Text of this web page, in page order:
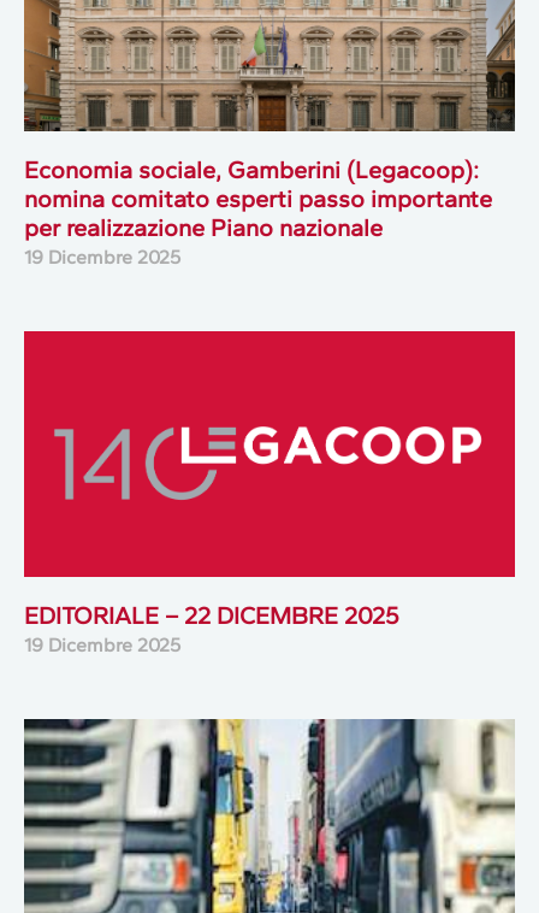
Economia sociale, Gamberini (Legacoop):
nomina comitato esperti passo importante
per realizzazione Piano nazionale
19 Dicembre 2025
EDITORIALE – 22 DICEMBRE 2025
19 Dicembre 2025